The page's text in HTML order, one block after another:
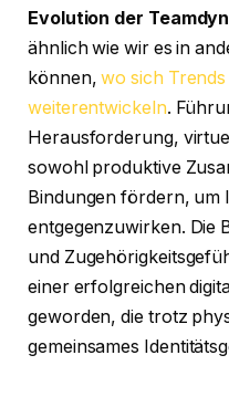
Evolution der
ähnlich wie wir es in
können,wo sich
weiterentwickeln.
Herausforderung,
sowohl produktive
Bindungen fördern, um
entgegenzuwirken. Die
und
einer erfolgreichen
geworden, die trotz
gemeinsames